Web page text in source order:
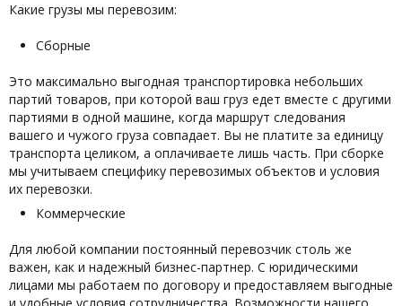
Какие грузы мы перевозим:
Сборные
Это максимально выгодная транспортировка небольших
партий товаров, при которой ваш груз едет вместе с другими
партиями в одной машине, когда маршрут следования
вашего и чужого груза совпадает. Вы не платите за единицу
транспорта целиком, а оплачиваете лишь часть. При сборке
мы учитываем специфику перевозимых объектов и условия
их перевозки.
Коммерческие
Для любой компании постоянный перевозчик столь же
важен, как и надежный бизнес-партнер. С юридическими
лицами мы работаем по договору и предоставляем выгодные